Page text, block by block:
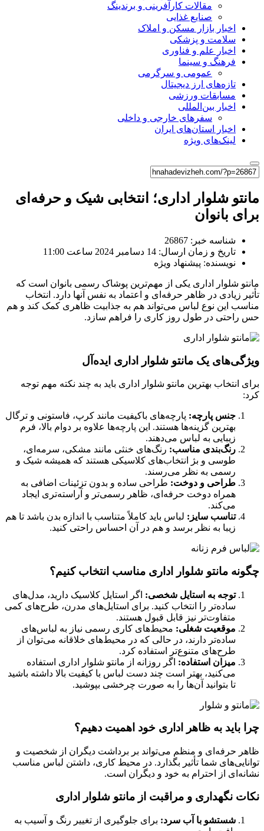
مقالات کارآفرینی و برندینگ
صنایع غذایی
اخبار بازار مسکن و املاک
سلامت و پزشکی
اخبار علم و فناوری
فرهنگ و سینما
عمومی و سرگرمی
تازه‌های ارز دیجیتال
مسابقات ورزشی
اخبار بین‌المللی
سفرهای خارجی و داخلی
اخبار استان‌های ایران
لینک‌های ویژه
مانتو شلوار اداری؛ انتخابی شیک و حرفه‌ای
برای بانوان
شناسه خبر: 26867
تاریخ و زمان ارسال: 14 دسامبر 2024 ساعت 11:00
نویسنده: پیشنهاد ویژه
مانتو شلوار اداری یکی از مهم‌ترین پوشاک رسمی بانوان است که
تأثیر زیادی در ظاهر حرفه‌ای و اعتماد به نفس آنها دارد. انتخاب
مناسب این نوع لباس می‌تواند هم به جذابیت ظاهری کمک کند و هم
حس راحتی در طول روز کاری را فراهم سازد.
ویژگی‌های یک مانتو شلوار اداری ایده‌آل
برای انتخاب بهترین مانتو شلوار اداری باید به چند نکته مهم توجه
کرد:
جنس پارچه: پارچه‌های باکیفیت مانند کرپ، فاستونی و ترگال
بهترین گزینه‌ها هستند. این پارچه‌ها علاوه بر دوام بالا، فرم
زیبایی به لباس می‌دهند.
رنگ‌بندی مناسب: رنگ‌های خنثی مانند مشکی، سرمه‌ای،
طوسی و بژ انتخاب‌های کلاسیکی هستند که همیشه شیک و
رسمی به نظر می‌رسند.
طراحی و دوخت: طراحی ساده و بدون تزئینات اضافی به
همراه دوخت حرفه‌ای، ظاهر رسمی‌تر و آراسته‌تری ایجاد
می‌کند.
تناسب سایز: لباس باید کاملاً متناسب با اندازه بدن باشد تا هم
زیبا به نظر برسد و هم در آن احساس راحتی کنید.
چگونه مانتو شلوار اداری مناسب انتخاب کنیم؟
توجه به استایل شخصی: اگر استایل کلاسیک دارید، مدل‌های
ساده‌تر را انتخاب کنید. برای استایل‌های مدرن، طرح‌های کمی
متفاوت‌تر نیز قابل قبول هستند.
موقعیت شغلی: محیط‌های کاری رسمی نیاز به لباس‌های
ساده‌تر دارند، در حالی که در محیط‌های خلاقانه می‌توان از
طرح‌های متنوع‌تر استفاده کرد.
میزان استفاده: اگر روزانه از مانتو شلوار اداری استفاده
می‌کنید، بهتر است چند دست لباس با کیفیت بالا داشته باشید
تا بتوانید آن‌ها را به صورت چرخشی بپوشید.
چرا باید به ظاهر اداری خود اهمیت دهیم؟
ظاهر حرفه‌ای و منظم می‌تواند بر برداشت دیگران از شخصیت و
توانایی‌های شما تأثیر بگذارد. در محیط کاری، داشتن لباس مناسب
نشانه‌ای از احترام به خود و دیگران است.
نکات نگهداری و مراقبت از مانتو شلوار اداری
شستشو با آب سرد: برای جلوگیری از تغییر رنگ و آسیب به